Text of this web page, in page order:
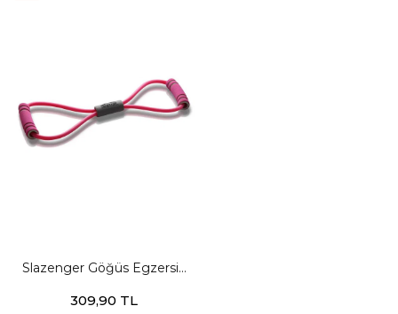
Slazenger Göğüs Egzersiz
Egzersiz Aletleri
309,90 TL